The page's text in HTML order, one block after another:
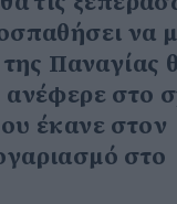
να
Παναγίας
στο
έκανε στον
στο